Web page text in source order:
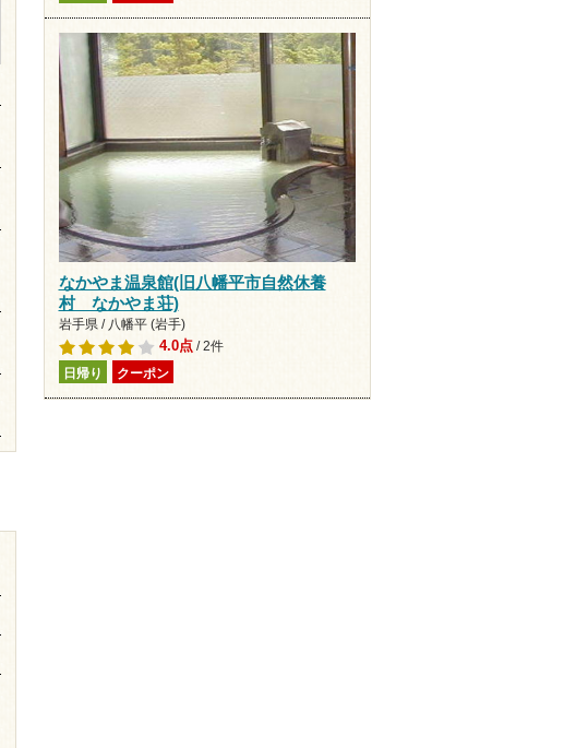
なかやま温泉館(旧八幡平市自然休養
村 なかやま荘)
岩手県 / 八幡平 (岩手)
4.0点/ 2件
日帰り クーポン